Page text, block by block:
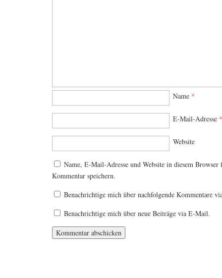
Name *
E-Mail-Adresse *
Website
Name, E-Mail-Adresse und Website in diesem Browser
Kommentar speichern.
Benachrichtige mich über nachfolgende Kommentare
Benachrichtige mich über neue Beiträge via E-Mail.